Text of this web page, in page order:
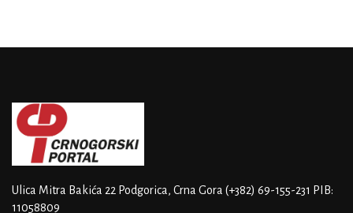
Ulica Mitra Bakića 22 Podgorica, Crna Gora (+382) 69-155-231 PIB:
11058809